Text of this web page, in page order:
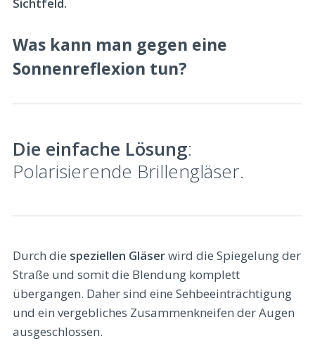
Was kann man gegen eine
Sonnenreflexion tun?
Die einfache Lösung:
Polarisierende Brillengläser.
Durch die speziellen Gläserwird die Spiegelung der
Straße und somit die Blendung komplett
übergangen. Daher sind eine Sehbeeinträchtigung
und ein vergebliches Zusammenkneifen der Augen
ausgeschlossen.